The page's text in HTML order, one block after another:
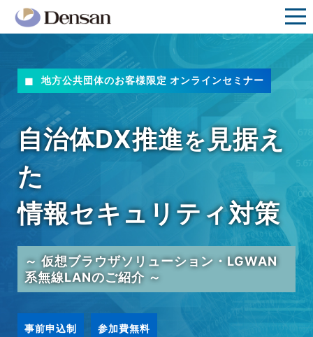
地方公共団体のお客様限定 オンラインセミナー
自治体DX推進を見据え
た
情報セキュリティ対策
～ 仮想ブラウザソリューション・LGWAN
系無線LANのご紹介 ～
事前申込制 参加費無料